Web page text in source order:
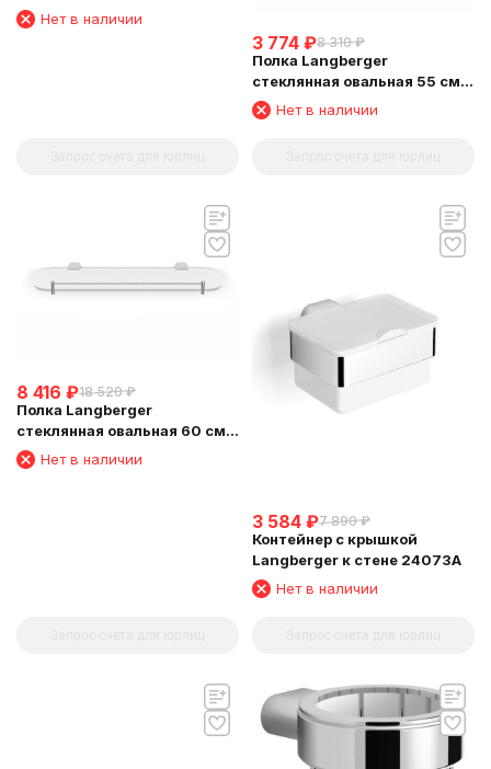
24003A
Нет в наличии
3 774 ₽8 310 ₽
Полка Langberger
стеклянная овальная 55 см
24051HНет в наличии
8 416 ₽18 520 ₽
Полка Langberger
стеклянная овальная 60 см
24051CНет в наличии
3 584 ₽7 890 ₽
Контейнер с крышкой
Langberger к стене 24073A
Нет в наличии